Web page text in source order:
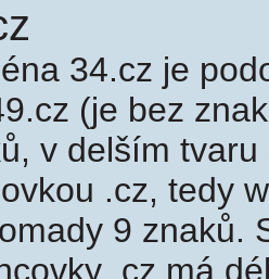
34.cz je
(je bez
v delším
.cz, tedy
9 znaků.
.cz má